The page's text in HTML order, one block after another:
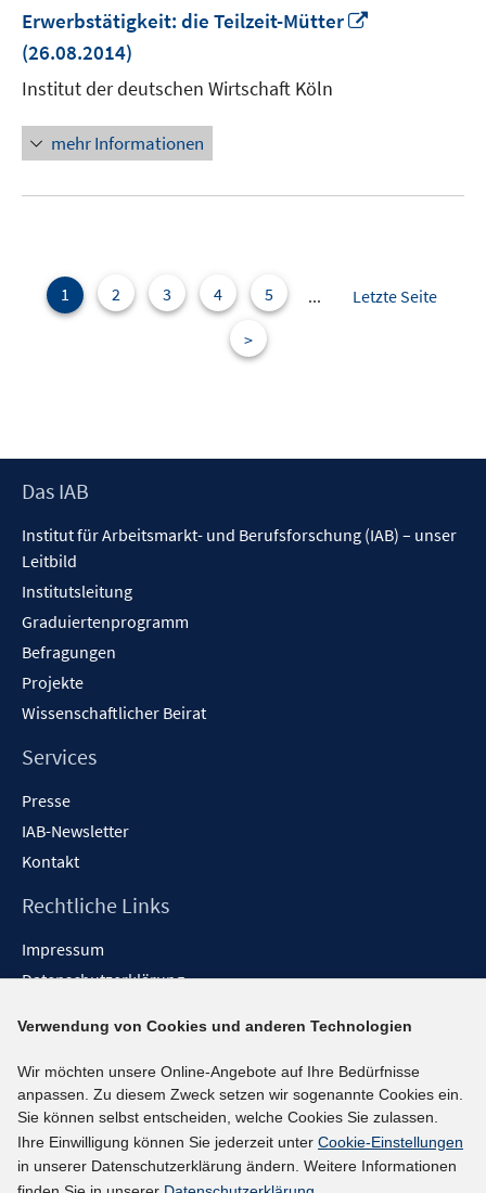
Erwerbstätigkeit: die Teilzeit-Mütter
(26.08.2014)
Institut der deutschen Wirtschaft Köln
mehr Informationen
1 2 3 4 5 ...
Letzte Seite
>
Footer
Das IAB
Institut für Arbeitsmarkt- und Berufsforschung (IAB) – unser
Leitbild
Institutsleitung
Graduiertenprogramm
Befragungen
Projekte
Wissenschaftlicher Beirat
Services
Presse
IAB-Newsletter
Kontakt
Rechtliche Links
Impressum
Datenschutzerklärung
Barrieren melden
Social-Media-Kanäle
BlueSky
YouTube
LinkedIn
Verwendung von Cookies und anderen Technologien
Wir möchten unsere Online-Angebote auf Ihre Bedürfnisse
anpassen. Zu diesem Zweck setzen wir sogenannte Cookies ein.
Sie können selbst entscheiden, welche Cookies Sie zulassen.
Ihre Einwilligung können Sie jederzeit unter Cookie-Einstellungen
in unserer Datenschutzerklärung ändern. Weitere Informationen